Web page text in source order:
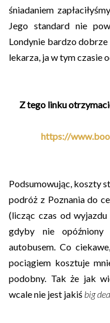
śniadaniem zapłaciłyśmy
Jego standard nie
Londynie bardzo dobrze
lekarza, ja w tym czasie
Z tego linku
https://
Podsumowując, koszty
podróż z Poznania do
(licząc czas od
gdyby nie
autobusem. Co
pociągiem kosztuje
podobny. Tak że jak
wcale nie jest jakiś big